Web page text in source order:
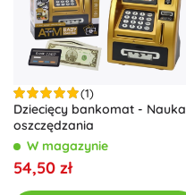
(1)
Dziecięcy bankomat - Nauka
oszczędzania
W magazynie
54,50 zł